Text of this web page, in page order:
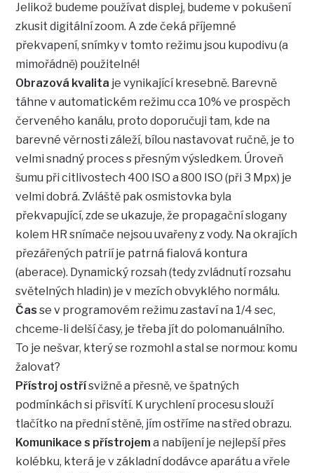
Jelikož budeme používat displej, budeme v pokušení
zkusit digitální zoom. A zde čeká příjemné
překvapení, snímky v tomto režimu jsou kupodivu (a
mimořádně) použitelné!
Obrazová kvalita je vynikající kresebně. Barevně
táhne v automatickém režimu cca 10% ve prospěch
červeného kanálu, proto doporučuji tam, kde na
barevné věrnosti záleží, bílou nastavovat ručně, je to
velmi snadný proces s přesným výsledkem. Úroveň
šumu při citlivostech 400 ISO a 800 ISO (při 3 Mpx) je
velmi dobrá. Zvláště pak osmistovka byla
překvapující, zde se ukazuje, že propagační slogany
kolem HR snímače nejsou uvařeny z vody. Na okrajích
přezářených patrií je patrná fialová kontura
(aberace). Dynamický rozsah (tedy zvládnutí rozsahu
světelných hladin) je v mezích obvyklého normálu.
Časse v programovém režimu zastaví na 1/4 sec,
chceme-li delší časy, je třeba jít do polomanuálního.
To je nešvar, který se rozmohl a stal se normou: komu
žalovat?
Přístroj ostřísvižně a přesně, ve špatných
podmínkách si přisvítí. K urychlení procesu slouží
tlačítko na přední stěně, jím ostříme na střed obrazu.
Komunikace s přístrojema nabíjení je nejlepší přes
kolébku, která je v základní dodávce aparátu a vřele